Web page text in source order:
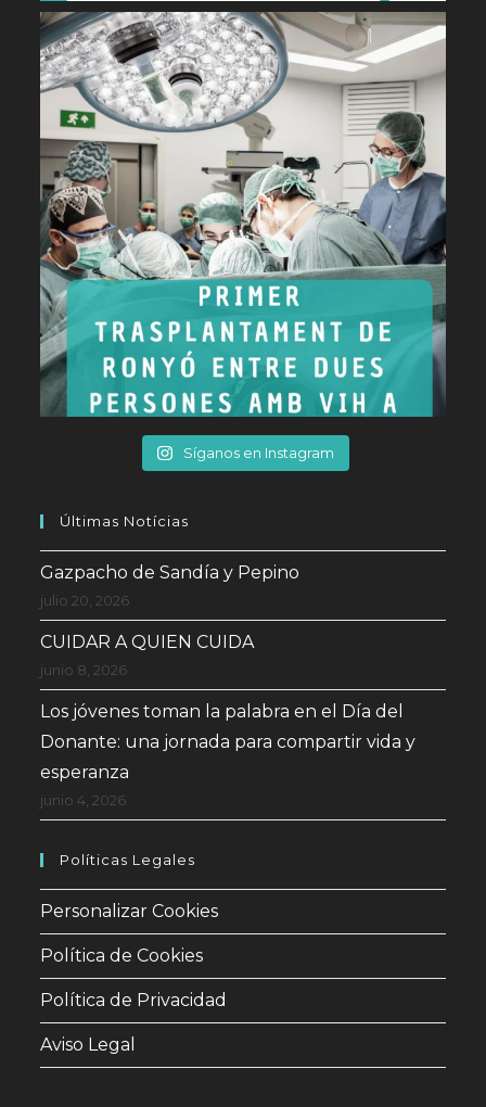
Síganos en Instagram
Últimas Notícias
Gazpacho de Sandía y Pepino
julio 20, 2026
CUIDAR A QUIEN CUIDA
junio 8, 2026
Los jóvenes toman la palabra en el Día del
Donante: una jornada para compartir vida y
esperanza
junio 4, 2026
Políticas Legales
Personalizar Cookies
Política de Cookies
Política de Privacidad
Aviso Legal